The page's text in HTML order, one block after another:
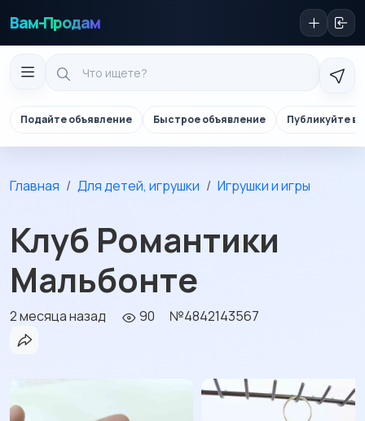
Вам-Продам
Подайте объявление Быстрое объявление Публикуйте в
Главная Для детей, игрушки Игрушки и игры
Клуб Романтики
Мальбонте
2 месяца назад 90 №4842143567